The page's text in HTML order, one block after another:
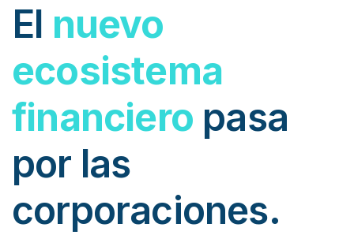
El nuevo
ecosistema
financiero pasa
por las
corporaciones.